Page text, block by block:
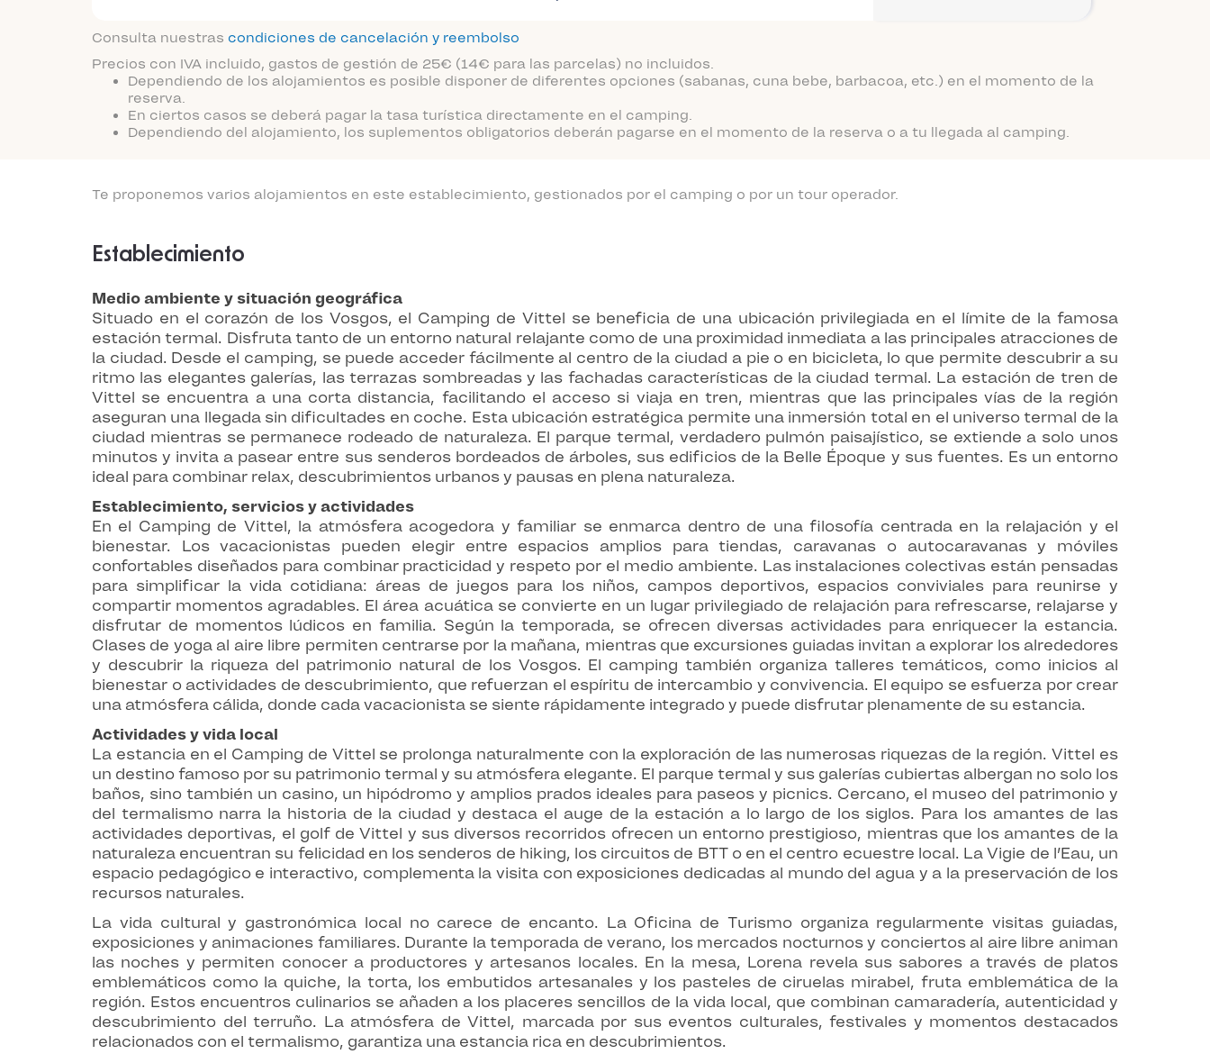
Consulta nuestras condiciones de cancelación y reembolso
Precios con IVA incluido, gastos de gestión de 25€ (14€ para las parcelas) no incluidos.
Dependiendo de los alojamientos es posible disponer de diferentes opciones (sabanas, cuna bebe, barbacoa, etc.) en el momento de la
reserva.
En ciertos casos se deberá pagar la tasa turística directamente en el camping.
Dependiendo del alojamiento, los suplementos obligatorios deberán pagarse en el momento de la reserva o a tu llegada al camping.
Te proponemos varios alojamientos en este establecimiento, gestionados por el camping o por un tour operador.
Establecimiento
Medio ambiente y situación geográfica
Situado en el corazón de los Vosgos, el Camping de Vittel se beneficia de una ubicación privilegiada en el límite de la famosa
estación termal. Disfruta tanto de un entorno natural relajante como de una proximidad inmediata a las principales atracciones de
la ciudad. Desde el camping, se puede acceder fácilmente al centro de la ciudad a pie o en bicicleta, lo que permite descubrir a su
ritmo las elegantes galerías, las terrazas sombreadas y las fachadas características de la ciudad termal. La estación de tren de
Vittel se encuentra a una corta distancia, facilitando el acceso si viaja en tren, mientras que las principales vías de la región
aseguran una llegada sin dificultades en coche. Esta ubicación estratégica permite una inmersión total en el universo termal de la
ciudad mientras se permanece rodeado de naturaleza. El parque termal, verdadero pulmón paisajístico, se extiende a solo unos
minutos y invita a pasear entre sus senderos bordeados de árboles, sus edificios de la Belle Époque y sus fuentes. Es un entorno
ideal para combinar relax, descubrimientos urbanos y pausas en plena naturaleza.
Establecimiento, servicios y actividades
En el Camping de Vittel, la atmósfera acogedora y familiar se enmarca dentro de una filosofía centrada en la relajación y el
bienestar. Los vacacionistas pueden elegir entre espacios amplios para tiendas, caravanas o autocaravanas y móviles
confortables diseñados para combinar practicidad y respeto por el medio ambiente. Las instalaciones colectivas están pensadas
para simplificar la vida cotidiana: áreas de juegos para los niños, campos deportivos, espacios conviviales para reunirse y
compartir momentos agradables. El área acuática se convierte en un lugar privilegiado de relajación para refrescarse, relajarse y
disfrutar de momentos lúdicos en familia. Según la temporada, se ofrecen diversas actividades para enriquecer la estancia.
Clases de yoga al aire libre permiten centrarse por la mañana, mientras que excursiones guiadas invitan a explorar los alrededores
y descubrir la riqueza del patrimonio natural de los Vosgos. El camping también organiza talleres temáticos, como inicios al
bienestar o actividades de descubrimiento, que refuerzan el espíritu de intercambio y convivencia. El equipo se esfuerza por crear
una atmósfera cálida, donde cada vacacionista se siente rápidamente integrado y puede disfrutar plenamente de su estancia.
Actividades y vida local
La estancia en el Camping de Vittel se prolonga naturalmente con la exploración de las numerosas riquezas de la región. Vittel es
un destino famoso por su patrimonio termal y su atmósfera elegante. El parque termal y sus galerías cubiertas albergan no solo los
baños, sino también un casino, un hipódromo y amplios prados ideales para paseos y picnics. Cercano, el museo del patrimonio y
del termalismo narra la historia de la ciudad y destaca el auge de la estación a lo largo de los siglos. Para los amantes de las
actividades deportivas, el golf de Vittel y sus diversos recorridos ofrecen un entorno prestigioso, mientras que los amantes de la
naturaleza encuentran su felicidad en los senderos de hiking, los circuitos de BTT o en el centro ecuestre local. La Vigie de l’Eau, un
espacio pedagógico e interactivo, complementa la visita con exposiciones dedicadas al mundo del agua y a la preservación de los
recursos naturales.
La vida cultural y gastronómica local no carece de encanto. La Oficina de Turismo organiza regularmente visitas guiadas,
exposiciones y animaciones familiares. Durante la temporada de verano, los mercados nocturnos y conciertos al aire libre animan
las noches y permiten conocer a productores y artesanos locales. En la mesa, Lorena revela sus sabores a través de platos
emblemáticos como la quiche, la torta, los embutidos artesanales y los pasteles de ciruelas mirabel, fruta emblemática de la
región. Estos encuentros culinarios se añaden a los placeres sencillos de la vida local, que combinan camaradería, autenticidad y
descubrimiento del terruño. La atmósfera de Vittel, marcada por sus eventos culturales, festivales y momentos destacados
relacionados con el termalismo, garantiza una estancia rica en descubrimientos.